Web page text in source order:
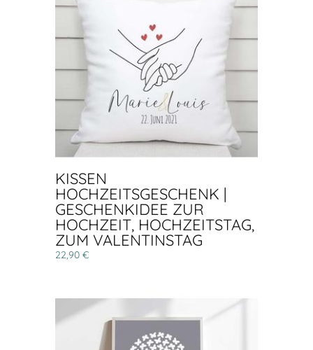
KISSEN
HOCHZEITSGESCHENK |
GESCHENKIDEE ZUR
HOCHZEIT, HOCHZEITSTAG,
ZUM VALENTINSTAG
22,90 €